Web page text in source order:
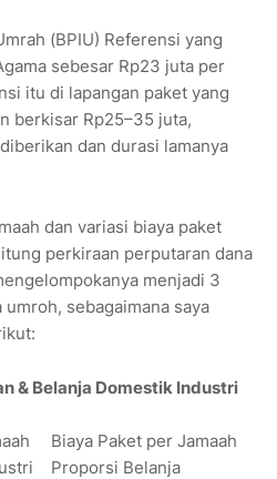
(BPIU) Referensi yang
sebesar Rp23 juta per
itu di lapangan paket yang
berkisar Rp25–35 juta,
dan durasi lamanya
dan variasi biaya paket
perkiraan perputaran dana
menjadi 3
sebagaimana saya
& Belanja Domestik Industri
Biaya Paket per Jamaah
Proporsi Belanja